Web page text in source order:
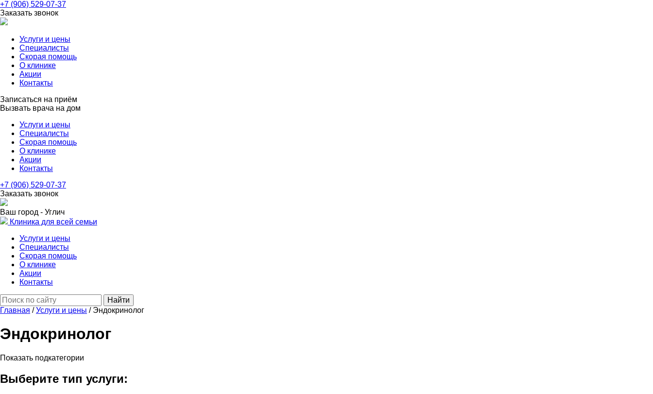
+7 (906) 529-07-37
Заказать звонок
Услуги и цены
Специалисты
Скорая помощь
О клинике
Акции
Контакты
Записаться на приём
Вызвать врача на дом
Услуги и цены
Специалисты
Скорая помощь
О клинике
Акции
Контакты
+7 (906) 529-07-37
Заказать звонок
Ваш город - Углич
Клиника для всей семьи
Услуги и цены
Специалисты
Скорая помощь
О клинике
Акции
Контакты
Найти
Главная /Услуги и цены / Эндокринолог
Эндокринолог
Показать подкатегории
Выберите тип услуги: